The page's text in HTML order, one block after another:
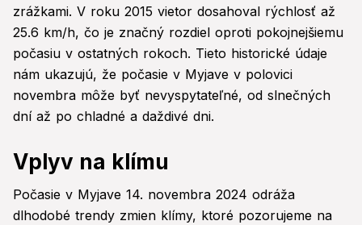
zrážkami. V roku 2015 vietor dosahoval rýchlosť až
25.6 km/h, čo je značný rozdiel oproti pokojnejšiemu
počasiu v ostatných rokoch. Tieto historické údaje
nám ukazujú, že počasie v Myjave v polovici
novembra môže byť nevyspytateľné, od slnečných
dní až po chladné a daždivé dni.
Vplyv na klímu
Počasie v Myjave 14. novembra 2024 odráža
dlhodobé trendy zmien klímy, ktoré pozorujeme na